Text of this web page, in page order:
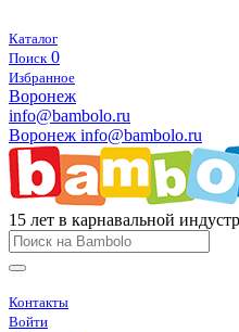
Каталог
Поиск 0
Избранное
Воронеж
info@bambolo.ru
Воронеж info@bambolo.ru
15 лет в карнавальной
Контакты
Войти